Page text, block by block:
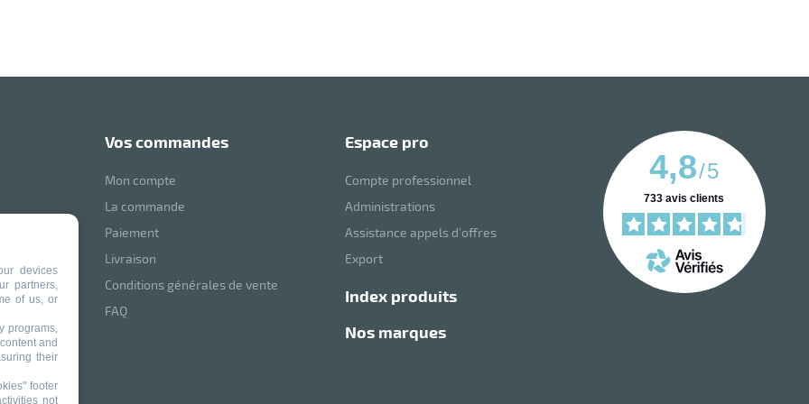
vos commandes
Mon compte
La commande
Paiement
Livraison
Conditions générales de vente
FAQ
espace pro
Compte professionnel
Administrations
Assistance appels d’offres
Export
index produits
nos marques
4,8/5
733 avis clients
devices
partners,
of us, or
programs,
and
their
footer
not